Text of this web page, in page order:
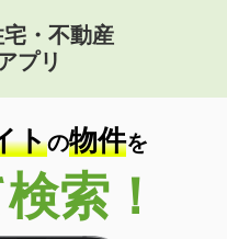
・不動産
プリ
トの物件を
索！